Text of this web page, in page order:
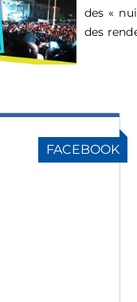
des «
des
FACEBOOK